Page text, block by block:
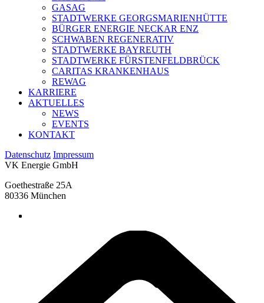
GASAG
STADTWERKE GEORGSMARIENHÜTTE
BÜRGER ENERGIE NECKAR ENZ
SCHWABEN REGENERATIV
STADTWERKE BAYREUTH
STADTWERKE FÜRSTENFELDBRÜCK
CARITAS KRANKENHAUS
REWAG
KARRIERE
AKTUELLES
NEWS
EVENTS
KONTAKT
Datenschutz Impressum
VK Energie GmbH
Goethestraße 25A
80336 München